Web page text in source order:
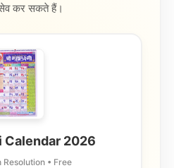
सेव कर सकते हैं।
Calendar 2026
Resolution • Free